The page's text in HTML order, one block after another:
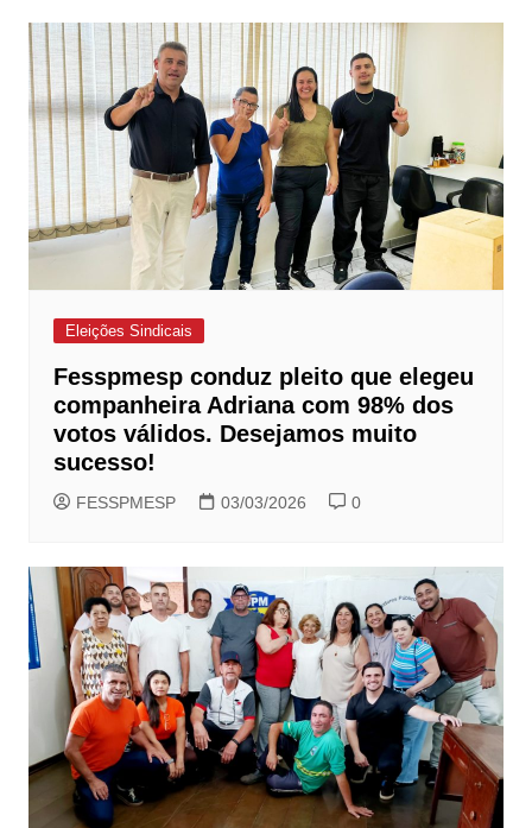
Eleições Sindicais
Fesspmesp conduz pleito que elegeu
companheira Adriana com 98% dos
votos válidos. Desejamos muito
sucesso!
FESSPMESP 03/03/2026 0